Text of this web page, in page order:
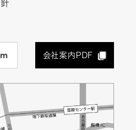
会社案内PDF